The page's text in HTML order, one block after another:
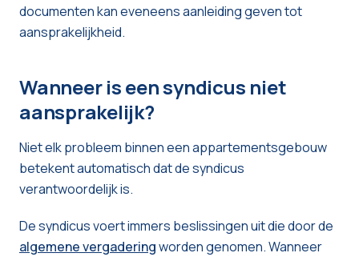
documenten kan eveneens aanleiding geven tot
aansprakelijkheid.
Wanneer is een syndicus niet
aansprakelijk?
Niet elk probleem binnen een appartementsgebouw
betekent automatisch dat de syndicus
verantwoordelijk is.
De syndicus voert immers beslissingen uit die door de
algemene vergaderingworden genomen. Wanneer